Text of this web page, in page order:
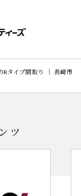
Rタイプ間取り ｜ 長崎市
ツ